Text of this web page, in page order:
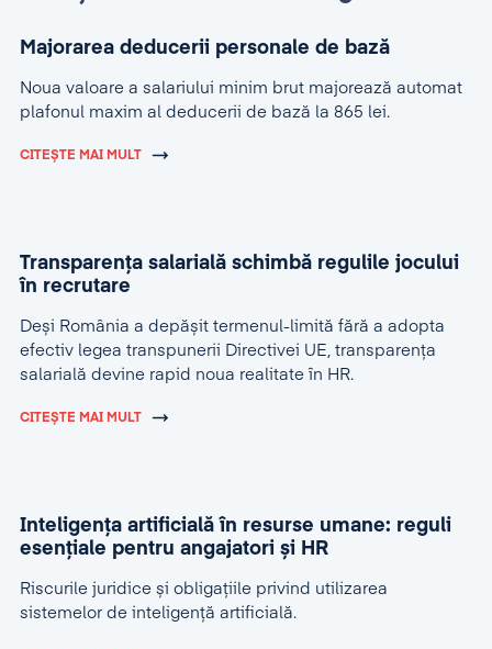
Majorarea deducerii personale de bază
Noua valoare a salariului minim brut majorează automat
plafonul maxim al deducerii de bază la 865 lei.
CITEȘTE MAI MULT
Transparența salarială schimbă regulile jocului
în recrutare
Deși România a depășit termenul-limită fără a adopta
efectiv legea transpunerii Directivei UE, transparența
salarială devine rapid noua realitate în HR.
CITEȘTE MAI MULT
Inteligența artificială în resurse umane: reguli
esențiale pentru angajatori și HR
Riscurile juridice și obligațiile privind utilizarea
sistemelor de inteligență artificială.